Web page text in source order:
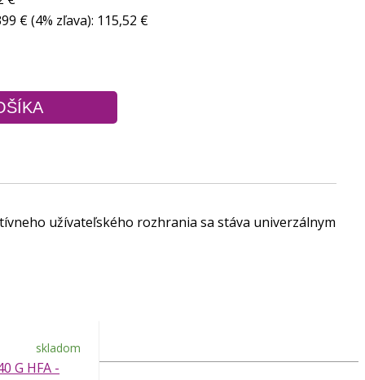
€ (4% zľava): 115,52 €
užívateľského rozhrania sa stáva univerzálnym
skladom